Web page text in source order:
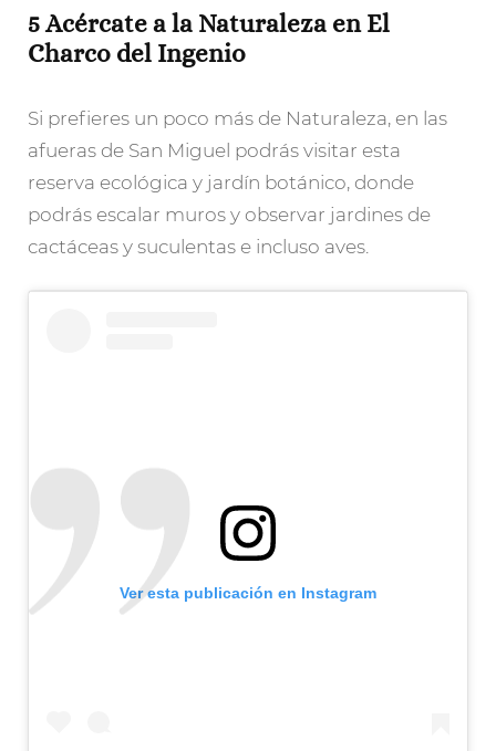
5 Acércate a la Naturaleza en El
Charco del Ingenio
Si prefieres un poco más de Naturaleza, en las
afueras de San Miguel podrás visitar esta
reserva ecológica y jardín botánico, donde
podrás escalar muros y observar jardines de
cactáceas y suculentas e incluso aves.
Ver esta publicación en Instagram